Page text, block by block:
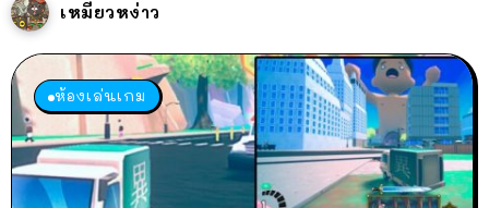
เหมียวหง่าว
ห้องเล่นเกม